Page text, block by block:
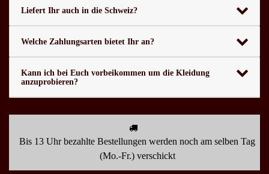
Liefert Ihr auch in die Schweiz?
Welche Zahlungsarten bietet Ihr an?
Kann ich bei Euch vorbeikommen um die Kleidung
anzuprobieren?
Bis 13 Uhr bezahlte Bestellungen werden noch am selben Tag
(Mo.-Fr.) verschickt